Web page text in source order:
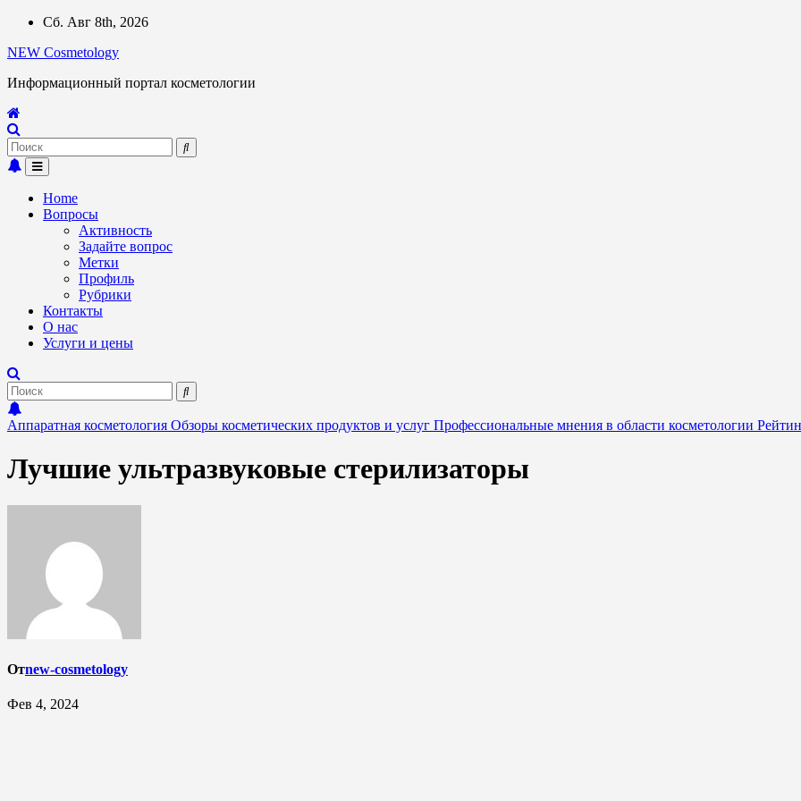
Перейти
содержимому
Сб. Авг 8th, 2026
NEW Cosmetology
Информационный портал косметологии
Home
Вопросы
Активность
Задайте вопрос
Метки
Профиль
Рубрики
Контакты
О нас
Услуги и цены
Аппаратная косметология Обзоры косметических продуктов и услуг Профессиональные мнения в области косметологии
Лучшие ультразвуковые стерилизаторы
Отnew-cosmetology
Фев 4, 2024